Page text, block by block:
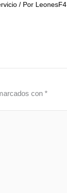
/ Por LeonesF4
con *